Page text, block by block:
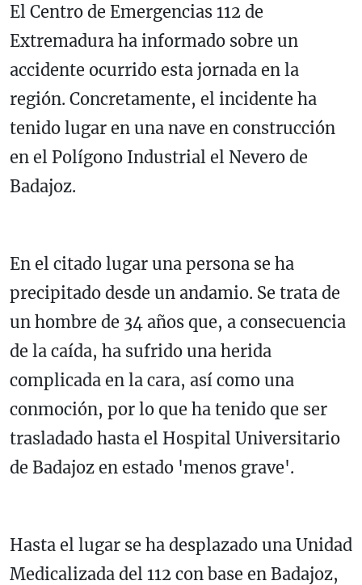
El Centro de Emergencias 112 de
Extremadura ha informado sobre un
accidente ocurrido esta jornada en la
región. Concretamente, el incidente ha
tenido lugar en una nave en construcción
en el Polígono Industrial el Nevero de
Badajoz.
En el citado lugar una persona se ha
precipitado desde un andamio. Se trata de
un hombre de 34 años que, a consecuencia
de la caída, ha sufrido una herida
complicada en la cara, así como una
conmoción, por lo que ha tenido que ser
trasladado hasta el Hospital Universitario
de Badajoz en estado 'menos grave'.
Hasta el lugar se ha desplazado una Unidad
Medicalizada del 112 con base en Badajoz,